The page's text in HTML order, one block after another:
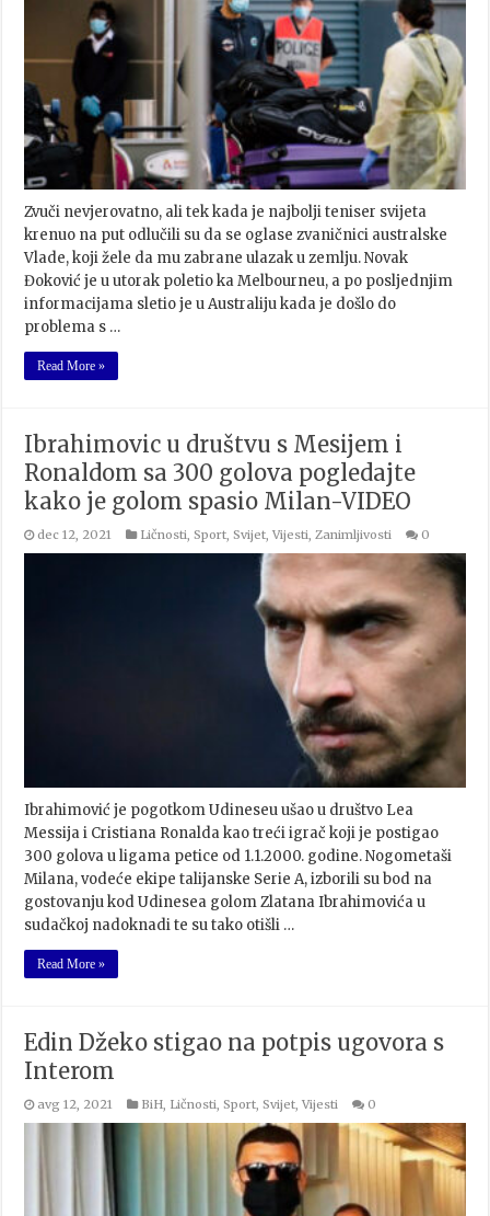
Zvuči nevjerovatno, ali tek kada je najbolji teniser svijeta
krenuo na put odlučili su da se oglase zvaničnici australske
Vlade, koji žele da mu zabrane ulazak u zemlju. Novak
Đoković je u utorak poletio ka Melbourneu, a po posljednjim
informacijama sletio je u Australiju kada je došlo do
problema s …
Read More »
Ibrahimovic u društvu s Mesijem i
Ronaldom sa 300 golova pogledajte
kako je golom spasio Milan-VIDEO
dec 12, 2021 Ličnosti ,Sport ,Svijet ,Vijesti Zanimljivosti 0
Ibrahimović je pogotkom Udineseu ušao u društvo Lea
Messija i Cristiana Ronalda kao treći igrač koji je postigao
300 golova u ligama petice od 1.1.2000. godine. Nogometaši
Milana, vodeće ekipe talijanske Serie A, izborili su bod na
gostovanju kod Udinesea golom Zlatana Ibrahimovića u
sudačkoj nadoknadi te su tako otišli …
Read More »
Edin Džeko stigao na potpis ugovora s
Interom
avg 12, 2021 BiH, Ličnosti,Sport,Svijet,Vijesti 0